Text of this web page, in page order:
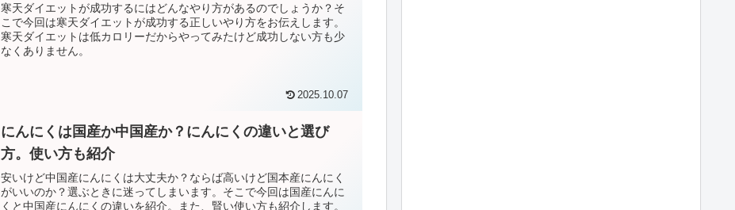
寒天ダイエットが成功するにはどんなやり方があるのでしょうか？そ
こで今回は寒天ダイエットが成功する正しいやり方をお伝えします。
寒天ダイエットは低カロリーだからやってみたけど成功しない方も少
なくありません。
2025.10.07
にんにくは国産か中国産か？にんにくの違いと選び
方。使い方も紹介
安いけど中国産にんにくは大丈夫か？ならば高いけど国本産にんにく
がいいのか？選ぶときに迷ってしまいます。そこで今回は国産にんに
くと中国産にんにくの違いを紹介。また、賢い使い方も紹介します。